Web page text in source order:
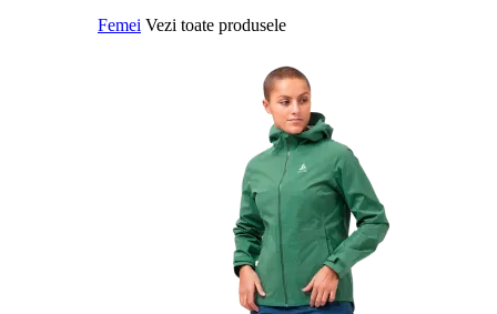
Femei Vezi toate produsele